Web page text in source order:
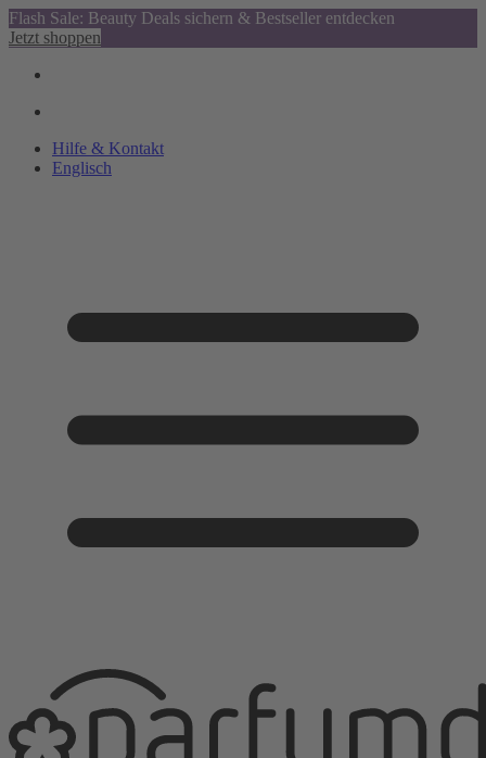
Flash Sale: Beauty Deals sichern & Bestseller entdecken
Jetzt shoppen
Hilfe & Kontakt
Englisch